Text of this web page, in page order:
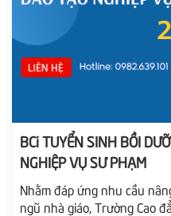
BCi TUYỂN SINH BỒI
NGHIỆP VỤ SƯ PHẠM
Nhằm đáp ứng nhu cầu
ngũ nhà giáo, Trường Cao